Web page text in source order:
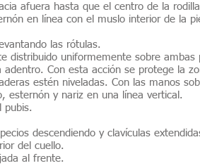
afuera hasta que el centro de la
en línea con el muslo interior de la
las rótulas.
distribuido uniformemente sobre ambas
adentro. Con esta acción se protege la
estén niveladas. Con las manos
esternón y nariz en una línea vertical.
pubis.
descendiendo y clavículas
del cuello.
al frente.